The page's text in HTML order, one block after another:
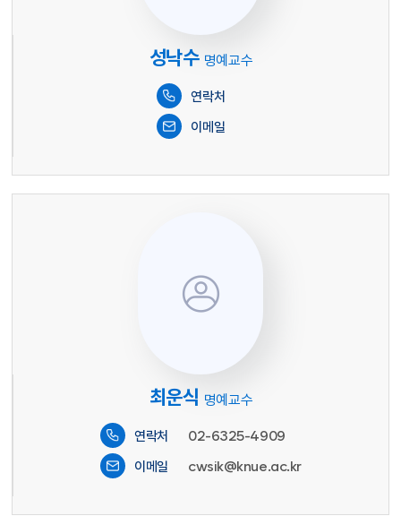
성낙수 명예교수
연락처
이메일
최운식 명예교수
연락처 02-6325-4909
이메일 cwsik@knue.ac.kr